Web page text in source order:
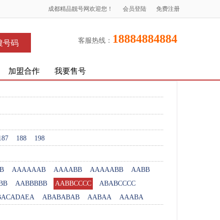
成都精品靓号网欢迎您！ 会员登陆 免费注册
号码 客服热线： 18884884884
加盟合作 我要售号
188 198
AAAAAAB AAAABB AAAAABB
AABB
AABBBBB AABBCCCC
ABABCCCC
ABABABAB AABAA AAABA